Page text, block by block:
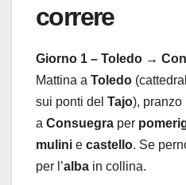
correre
Giorno 1 – Toledo →
Mattina a Toledo
sui ponti del Tajo), pranzo
a Consuegra per
mulini e castello. Se
per l’alba in collina.